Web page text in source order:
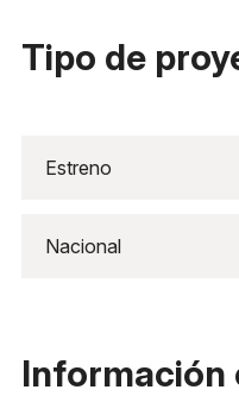
Tipo de
Información